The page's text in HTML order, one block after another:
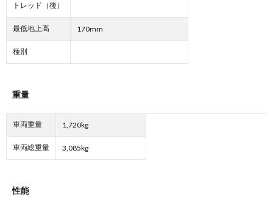
トレッド（後）
最低地上高 170mm
種別
重量
車両重量 1,720kg
車両総重量 3,085kg
性能